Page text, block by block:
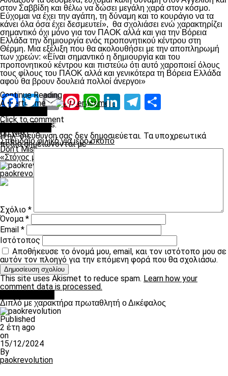
στον Σαββίδη και θέλω να δώσει μεγάλη χαρά στον κόσμο.
Εύχομαι να έχει την αγάπη, τη δύναμη και το κουράγιο να τα
κάνει όλα όσα έχει δεσμευτεί», θα σχολιάσει ενώ χαρακτηρίζει
σημαντικό όχι μόνο για τον ΠΑΟΚ αλλά και για την Βόρεια
Ελλάδα την δημιουργία ενός προπονητικού κέντρου στη
Θέρμη. Μια εξέλιξη που θα ακολουθήσει με την αποπληρωμή
των χρεών: «Είναι σημαντικό η δημιουργία και του
προπονητικού κέντρου και πιστεύω ότι αυτό χαροποιεί όλους
τους φίλους του ΠΑΟΚ αλλά και γενικότερα τη Βόρεια Ελλάδα
αφού θα βρουν δουλειά πολλοί άνεργοι»
Facebook
Twitter
EmailPinterest
WhatsApp
LinkedIn
Telegram
Related Topics:
Up Next
Σπουδαίο φιλικό για ιερό σκοπό
Don't Miss
«Στόχος μας, οι πενήντα τόνοι»
paokrevolution
Continue Reading
Advertisement
You may like
Click to comment
Η ηλ. διεύθυνση σας δεν δημοσιεύεται. Τα υποχρεωτικά
πεδία σημειώνονται με*
Σχόλιο *
Όνομα*
Email *
Ιστότοπος
Αποθήκευσε το όνομά μου, email, και τον ιστότοπο μου σε
αυτόν τον πλοηγό για την επόμενη φορά που θα σχολιάσω.
This site uses Akismet to reduce spam. Learn how your
comment data is processed.
Διπλό με χαρακτήρα πρωταθλητή ο Δικέφαλος
Published
2 έτη ago
on
15/12/2024
By
paokrevolution